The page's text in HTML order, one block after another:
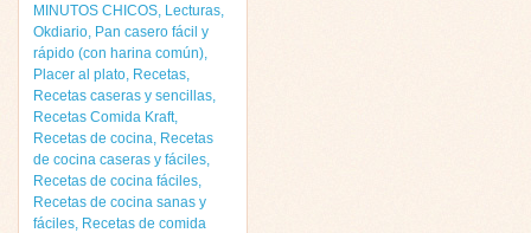
MINUTOS CHICOS Lecturas
Okdiario Pan casero fácil y
rápido (con harina común)
Placer al plato Recetas
Recetas caseras y sencillas
Recetas Comida Kraft
Recetas de cocina Recetas
de cocina caseras y fáciles
Recetas de cocina fáciles
Recetas de cocina sanas y
fáciles Recetas de comida